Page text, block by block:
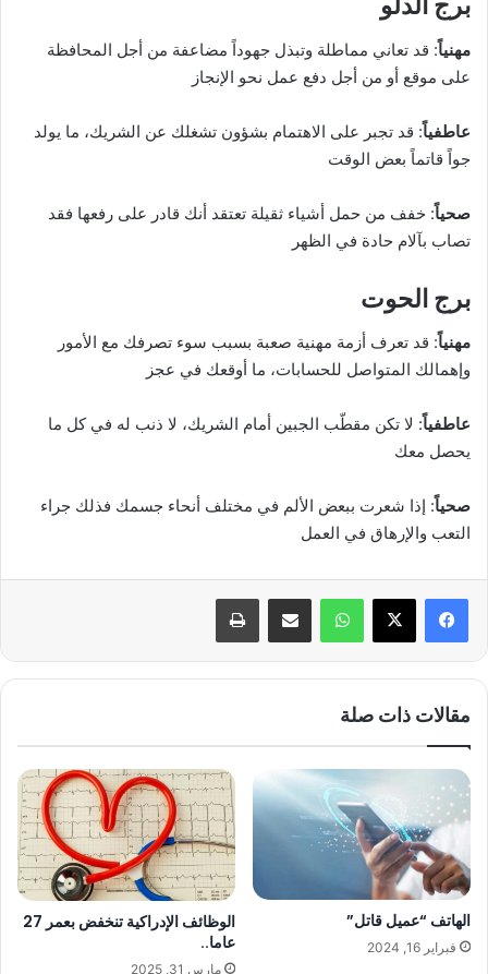
مهنياً: قد تعاني مماطلة وتبذل جهوداً مضاعفة من أجل المحافظة
على موقع أو من أجل دفع عمل نحو الإنجاز
عاطفياً: قد تجبر على الاهتمام بشؤون تشغلك عن الشريك، ما يولد
جواً قاتماً بعض الوقت
صحياً: خفف من حمل أشياء ثقيلة تعتقد أنك قادر على رفعها فقد
تصاب بآلام حادة في الظهر
برج الحوت
مهنياً: قد تعرف أزمة مهنية صعبة بسبب سوء تصرفك مع الأمور
وإهمالك المتواصل للحسابات، ما أوقعك في عجز
عاطفياً: لا تكن مقطّب الجبين أمام الشريك، لا ذنب له في كل ما
يحصل معك
صحياً: إذا شعرت ببعض الألم في مختلف أنحاء جسمك فذلك جراء
التعب والإرهاق في العمل
واتساب مشاركة عبر البريد طباعة
مقالات ذات صلة
الهاتف “عميل قاتل”
فبراير 16, 2024
الوظائف الإدراكية تنخفض بعمر 27
عاما..
مارس 31, 2025